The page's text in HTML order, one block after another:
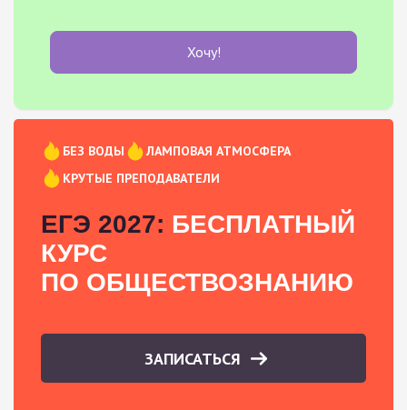
Хочу!
БЕЗ ВОДЫ
ЛАМПОВАЯ АТМОСФЕРА
КРУТЫЕ ПРЕПОДАВАТЕЛИ
ЕГЭ 2027: БЕСПЛАТНЫЙ
КУРС
ПО ОБЩЕСТВОЗНАНИЮ
ЗАПИСАТЬСЯ